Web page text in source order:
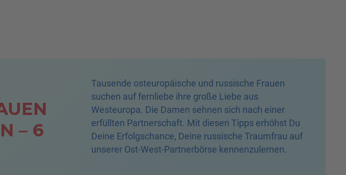
– 6
Tausende osteuropäische und russische Frauen
suchen auf fernliebe ihre große Liebe aus
Westeuropa. Die Damen sehnen sich nach einer
erfüllten Partnerschaft. Mit diesen Tipps erhöhst Du
Deine Erfolgschance, Deine russische Traumfrau auf
unserer Ost-West-Partnerbörse kennenzulernen.